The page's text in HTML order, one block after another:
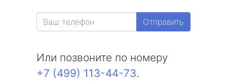
Отправить
Или позвоните по номеру
+7 (499) 113-44-73.